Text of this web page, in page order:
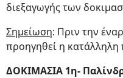
διεξαγωγής των
Σημείωση: Πριν την
προηγηθεί η
ΔΟΚΙΜΑΣΙΑ 1η-